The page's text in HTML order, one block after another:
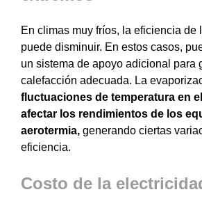
En climas muy fríos, la eficiencia de
puede disminuir. En estos casos,
un sistema de apoyo adicional para
calefacción adecuada. La
fluctuaciones de temperatura en
afectar los rendimientos de los
aerotermia, generando ciertas
eficiencia.
Costo de la